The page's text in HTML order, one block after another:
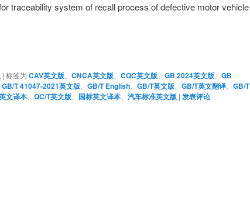
traceability system of recall process of defective motor vehicle
| 标签为 CAV英文版 CNCA英文版 CQC英文版 GB 2024英文版
GB
GB/T 41047-2021英文版 GB/T English GB/T英文版 GB/T英文翻译
GB/T
文译本 QC/T英文版 国标英文译本 汽车标准英文版 | 发表评论